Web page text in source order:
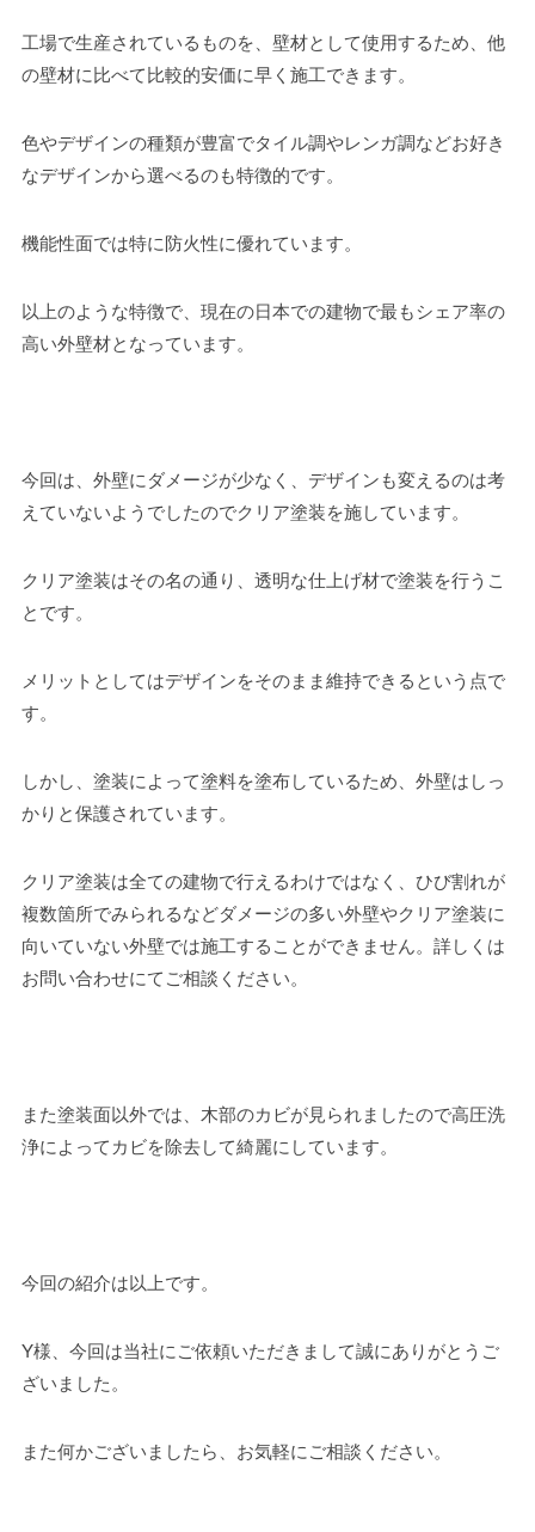
工場で生産されているものを、壁材として使用するため、他
の壁材に比べて比較的安価に早く施工できます。
色やデザインの種類が豊富でタイル調やレンガ調などお好き
なデザインから選べるのも特徴的です。
機能性面では特に防火性に優れています。
以上のような特徴で、現在の日本での建物で最もシェア率の
高い外壁材となっています。
今回は、外壁にダメージが少なく、デザインも変えるのは考
えていないようでしたのでクリア塗装を施しています。
クリア塗装はその名の通り、透明な仕上げ材で塗装を行うこ
とです。
メリットとしてはデザインをそのまま維持できるという点で
す。
しかし、塗装によって塗料を塗布しているため、外壁はしっ
かりと保護されています。
クリア塗装は全ての建物で行えるわけではなく、ひび割れが
複数箇所でみられるなどダメージの多い外壁やクリア塗装に
向いていない外壁では施工することができません。詳しくは
お問い合わせにてご相談ください。
また塗装面以外では、木部のカビが見られましたので高圧洗
浄によってカビを除去して綺麗にしています。
今回の紹介は以上です。
Y様、今回は当社にご依頼いただきまして誠にありがとうご
ざいました。
また何かございましたら、お気軽にご相談ください。